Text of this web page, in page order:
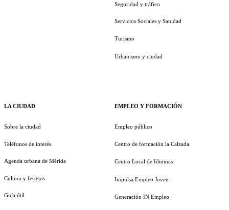
LA CIUDAD
Sobre la ciudad
Teléfonos de interés
Agenda urbana de Mérida
Cultura y festejos
Guía útil
Seguridad y tráfico
Servicios Sociales y Sanidad
Turismo
Urbanismo y ciudad
EMPLEO Y FORMACIÓN
Empleo público
Centro de formación la Calzada
Centro Local de Idiomas
Impulsa Empleo Joven
Generación IN Empleo